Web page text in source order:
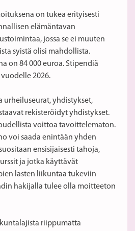
on tukea erityisesti
elämäntavan
jossa se ei muuten
syistä olisi mahdollista.
on 84 000 euroa. Stipendiä
2026.
urheiluseurat, yhdistykset,
rekisteröidyt yhdistykset.
voittoa tavoittelematon.
voi saada enintään yhden
ensisijaisesti tahoja,
ja jotka käyttävät
lasten liikuntaa tukeviin
hakijalla tulee olla moitteeton
riippumatta